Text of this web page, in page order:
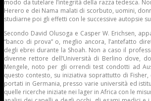
modo da tutelare l’integrità della razza tedesca.
Herero e dei Nama malati di scorbuto, uomini,
studiarne poi gli effetti con le successive autopsie
Secondo David Olusoga e Casper W. Erichsen,
“banco di prova” o, meglio ancora, l’antefatto
degli ebrei durante la Shoah. Non a caso il
divenne rettore dell’Università di Berlino dove,
Mengele, noto per gli orrendi test condotti ad
questo contesto, su iniziativa soprattutto di
portati in Germania, presso varie università ed
quelle ricerche iniziate nei lager in Africa con le